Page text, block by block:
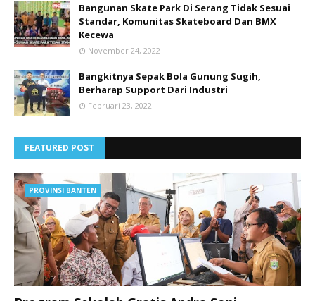
Bangunan Skate Park Di Serang Tidak Sesuai
Standar, Komunitas Skateboard Dan BMX
Kecewa
November 24, 2022
Bangkitnya Sepak Bola Gunung Sugih,
Berharap Support Dari Industri
Februari 23, 2022
FEATURED POST
PROVINSI BANTEN